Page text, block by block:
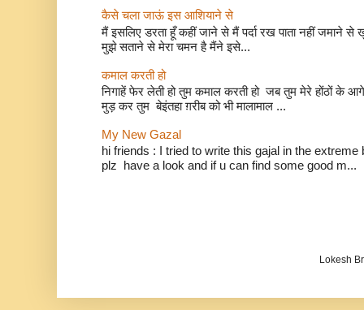
कैसे चला जाऊं इस आशियाने से
मैं इसलिए डरता हूँ कहीं जाने से मैं पर्दा रख पाता नहीं जमाने
मुझे सताने से मेरा चमन है मैंने इसे...
कमाल करती हो
निगाहें फेर लेती हो तुम कमाल करती हो जब तुम मेरे होंठों के
मुड़ कर तुम बेइंतहा ग़रीब को भी मालामाल ...
My New Gazal
hi friends : I tried to write this gajal in the
plz have a look and if u can find some good m...
Lokesh